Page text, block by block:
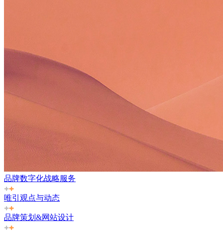
品牌数字化战略服务
唯引观点与动态
品牌策划&网站设计